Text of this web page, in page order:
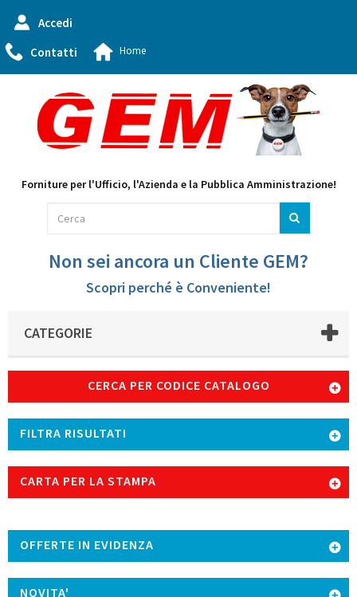
Accedi
Contatti
Home
Forniture per l'Ufficio, l'Azienda e la Pubblica Amministrazione!
Non sei ancora un Cliente GEM?
Scopri perché è Conveniente!
CATEGORIE
CERCA PER CODICE CATALOGO
FILTRA RISULTATI
CARTA PER LA STAMPA
OFFERTE IN EVIDENZA
NOVITA'